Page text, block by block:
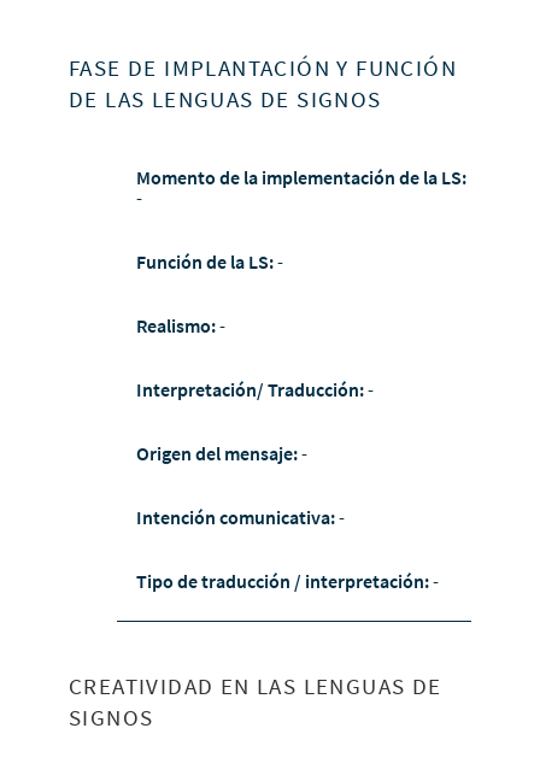
FASE DE IMPLANTACIÓN Y FUNCIÓN
DE LAS LENGUAS DE SIGNOS
Momento de la implementación de la LS:
-
Función de la LS:-
Realismo:-
Interpretación/ Traducción:-
Origen del mensaje:-
Intención comunicativa:-
Tipo de traducción / interpretación:-
CREATIVIDAD EN LAS LENGUAS DE
SIGNOS